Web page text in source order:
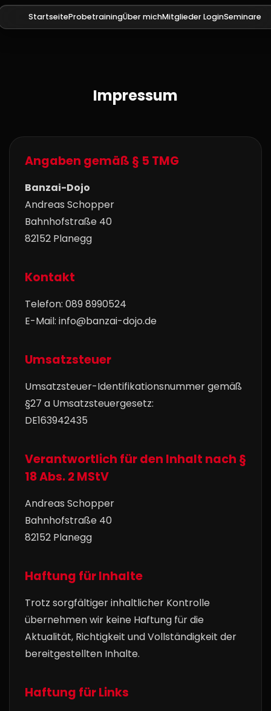
StartseiteProbetrainingÜber michMitglieder LoginSeminare
Impressum
Angaben gemäß § 5 TMG
Banzai-Dojo
Andreas Schopper
Bahnhofstraße 40
82152 Planegg
Kontakt
Telefon: 089 8990524
E-Mail: info@banzai-dojo.de
Umsatzsteuer
Umsatzsteuer-Identifikationsnummer gemäß
§27 a Umsatzsteuergesetz:
DE163942435
Verantwortlich für den Inhalt nach §
18 Abs. 2 MStV
Andreas Schopper
Bahnhofstraße 40
82152 Planegg
Haftung für Inhalte
Trotz sorgfältiger inhaltlicher Kontrolle
übernehmen wir keine Haftung für die
Aktualität, Richtigkeit und Vollständigkeit der
bereitgestellten Inhalte.
Haftung für Links